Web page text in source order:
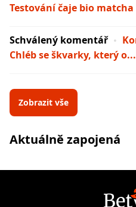
Testování čaje bio matcha
Schválený komentář
Chléb se škvarky, který o...
Zobrazit vše
Aktuálně zapojená